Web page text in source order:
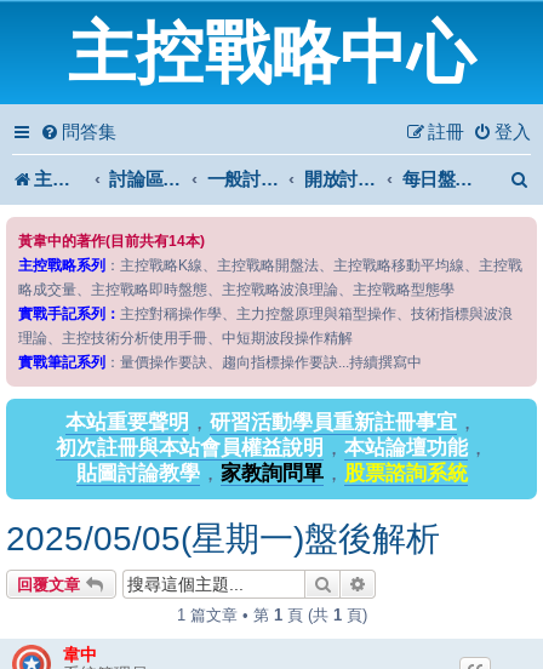
主控戰略中心
問答集 登入
註冊
主控戰略中心 討論區首頁 一般討論區 開放討論區 每日盤後解析
黃韋中的著作(目前共有14本)
主控戰略系列 ：主控戰略K線、主控戰略開盤法、主控戰略移動平均線、主控戰
略成交量、主控戰略即時盤態、主控戰略波浪理論、主控戰略型態學
實戰手記系列： 主控對稱操作學、主力控盤原理與箱型操作、技術指標與波浪
理論、主控技術分析使用手冊、中短期波段操作精解
實戰筆記系列 ：量價操作要訣、趨向指標操作要訣...持續撰寫中
本站重要聲明 ， 研習活動學員重新註冊事宜 ，
初次註冊與本站會員權益說明 ， 本站論壇功能，
貼圖討論教學， 家教詢問單， 股票諮詢系統
2025/05/05(星期一)盤後解析
回覆文章 搜尋
1 篇文章 • 第 1頁 (共 1頁)
韋中